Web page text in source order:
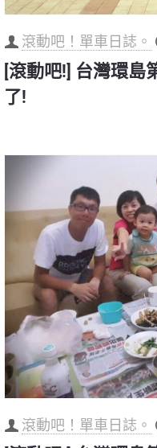
滾動吧！單車日誌。
[滾動吧!] 台灣環島
了!
滾動吧！單車日誌。